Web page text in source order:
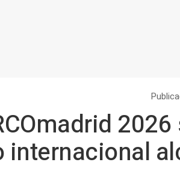
2026
internacional